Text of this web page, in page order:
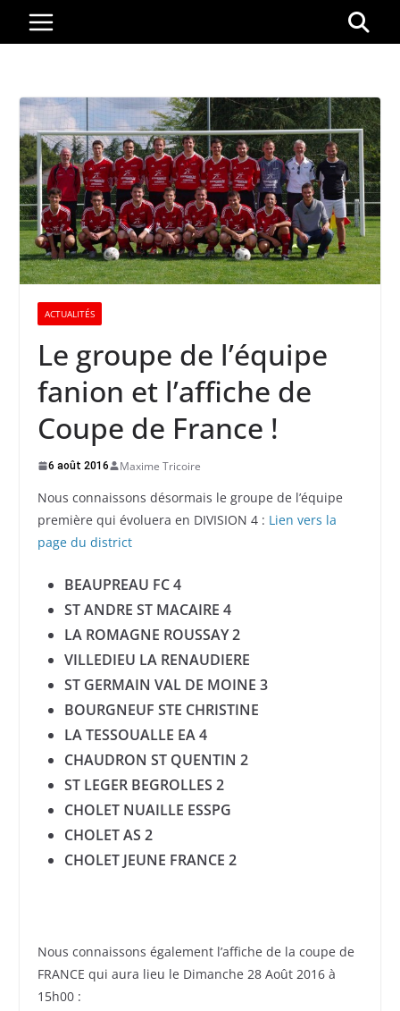
Passer
ACTUALITÉS
Le groupe de l’équipe
fanion et l’affiche de
Coupe de France !
6 août 2016 Maxime Tricoire
Nous connaissons désormais le groupe de l’équipe
première qui évoluera en DIVISION 4 : Lien vers la
page du district
BEAUPREAU FC 4
ST ANDRE ST MACAIRE 4
LA ROMAGNE ROUSSAY 2
VILLEDIEU LA RENAUDIERE
ST GERMAIN VAL DE MOINE 3
BOURGNEUF STE CHRISTINE
LA TESSOUALLE EA 4
CHAUDRON ST QUENTIN 2
ST LEGER BEGROLLES 2
CHOLET NUAILLE ESSPG
CHOLET AS 2
CHOLET JEUNE FRANCE 2
Nous connaissons également l’affiche de la coupe de
FRANCE qui aura lieu le Dimanche 28 Août 2016 à
15h00 :